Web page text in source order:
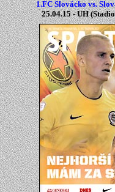
1.FC Slovácko vs.
25.04.15 -UH(